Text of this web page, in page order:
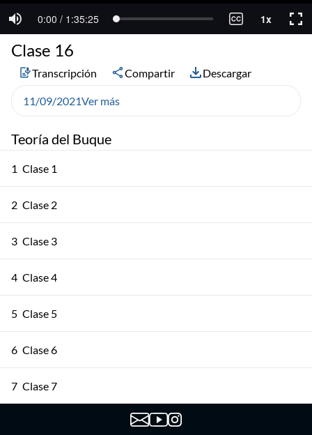
Teoría del Buque
1 Clase 1
2 Clase 2
3 Clase 3
4 Clase 4
5 Clase 5
6 Clase 6
7 Clase 7
Clase 16
Transcripción Compartir Descargar
11/09/2021Ver más